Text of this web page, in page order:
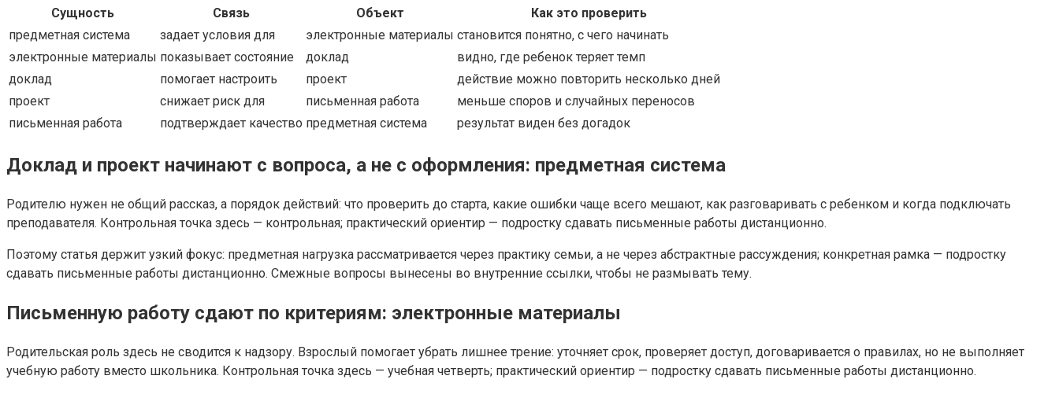
Сущность Связь Объект
Как это проверить
предметная система
задает условия для электронные материалы становится понятно, с чего начинать
электронные материалы показывает состояние доклад
видно, где ребенок теряет темп
доклад
помогает настроить проект
действие можно повторить несколько дней
проект
снижает риск для письменная работа
меньше споров и случайных переносов
письменная работа
подтверждает качество предметная система результат виден без догадок
Доклад и проект начинают с вопроса, а не с оформления: предметная система
Родителю нужен не общий рассказ, а порядок действий: что проверить до старта, какие ошибки чаще всего мешают, как разговаривать с ребенком и когда подключать
преподавателя. Контрольная точка здесь — контрольная; практический ориентир — подростку сдавать письменные работы дистанционно.
Поэтому статья держит узкий фокус: предметная нагрузка рассматривается через практику семьи, а не через абстрактные рассуждения; конкретная рамка — подростку
сдавать письменные работы дистанционно. Смежные вопросы вынесены во внутренние ссылки, чтобы не размывать тему.
Письменную работу сдают по критериям: электронные материалы
Родительская роль здесь не сводится к надзору. Взрослый помогает убрать лишнее трение: уточняет срок, проверяет доступ, договаривается о правилах, но не выполняет
учебную работу вместо школьника. Контрольная точка здесь — учебная четверть; практический ориентир — подростку сдавать письменные работы дистанционно.